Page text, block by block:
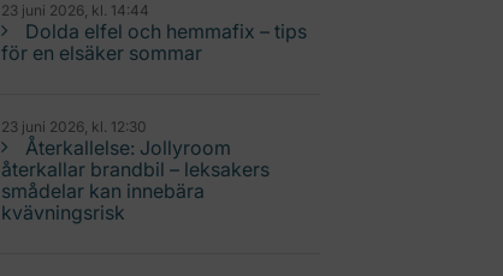
23 juni 2026, kl. 14:44
Dolda elfel och hemmafix – tips
för en elsäker sommar
23 juni 2026, kl. 12:30
Återkallelse: Jollyroom
återkallar brandbil – leksakers
smådelar kan innebära
kvävningsrisk